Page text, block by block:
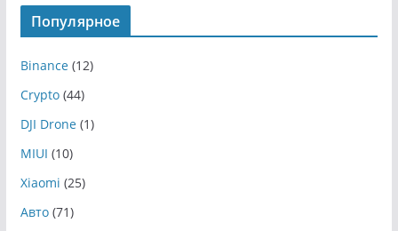
Популярное
Binance(12)
Crypto(44)
DJI Drone(1)
MIUI (10)
Xiaomi (25)
Авто(71)